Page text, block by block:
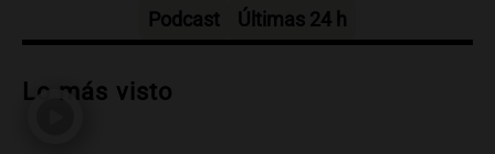
Caputo | Por Sergio Suppo
Podcast Últimas 24 h
Lo más visto